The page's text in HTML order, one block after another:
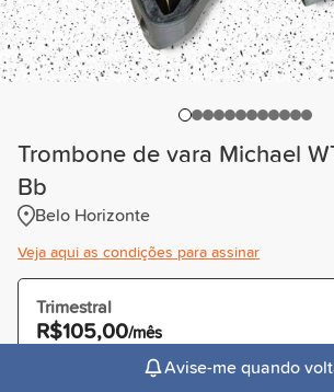
Trombone de vara Michael
Bb
Belo Horizonte
Veja aqui as condições para assinar
Trimestral
R$105,00/mês
Cobrado R$315,00 à vista ou parcelado
Avise-me quando